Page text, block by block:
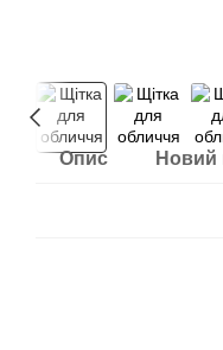
Опис Новий